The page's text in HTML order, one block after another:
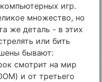
игр.
множество, но
же деталь - в этих
или бить
бывают:
смотрит на мир
и от третьего